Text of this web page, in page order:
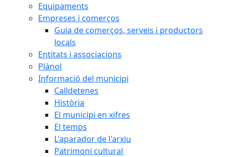
Equipaments
Empreses i comerços
Guia de comerços, serveis i productors
locals
Entitats i associacions
Plànol
Informació del municipi
Calldetenes
Història
El municipi en xifres
El temps
L'aparador de l'arxiu
Patrimoni cultural